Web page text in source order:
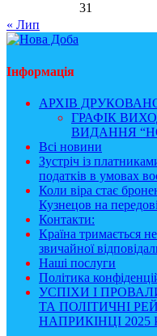
31
« Лип
Інформація
АРХІВ
ГРАФІК
ВИДАННЯ
Всі новини
Зустріч із
податків в умовах
Коли віра стає
Кузнецов на
Контакти:
Країна тримається
звичайної
Наші послуги
Політика
УСПІХИ І
ТА ПОЛІТИЧНІ
НАПРИКІНЦІ 2025